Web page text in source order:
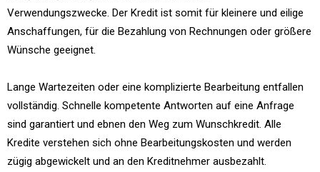
Verwendungszwecke. Der Kredit ist somit für kleinere und eilige
Anschaffungen, für die Bezahlung von Rechnungen oder größere
Wünsche geeignet.
Lange Wartezeiten oder eine komplizierte Bearbeitung entfallen
vollständig. Schnelle kompetente Antworten auf eine Anfrage
sind garantiert und ebnen den Weg zum Wunschkredit. Alle
Kredite verstehen sich ohne Bearbeitungskosten und werden
zügig abgewickelt und an den Kreditnehmer ausbezahlt.